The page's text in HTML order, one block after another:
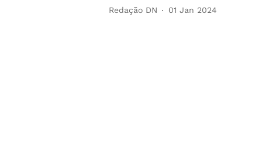
Redação DN 01 Jan 2024